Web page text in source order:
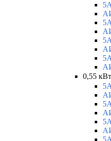
0,55 кВт